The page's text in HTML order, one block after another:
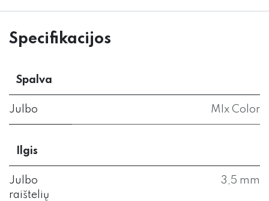
Specifikacijos
Spalva
Julbo MIx Color
Ilgis
Julbo
raištelių
3,5 mm